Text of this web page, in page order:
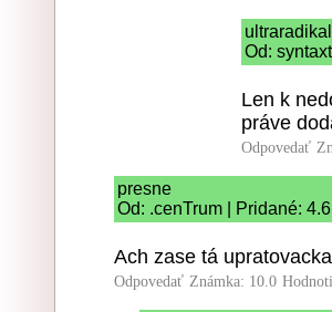
Od:
Len k
práve
Odpovedať
presne
Od: .cenTrum | Pridané:
Ach zase tá upratovacka
Odpovedať Známka: 10.0